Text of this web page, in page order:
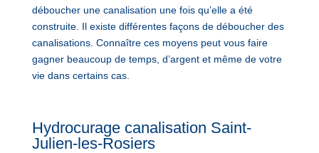
déboucher une canalisation une fois qu’elle a été
construite. Il existe différentes façons de déboucher des
canalisations. Connaître ces moyens peut vous faire
gagner beaucoup de temps, d’argent et même de votre
vie dans certains cas.
Hydrocurage canalisation Saint-
Julien-les-Rosiers